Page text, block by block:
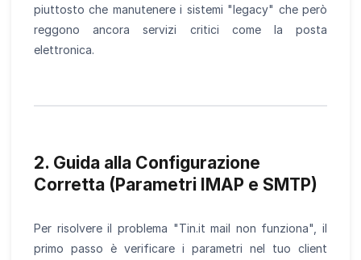
piuttosto che manutenere i sistemi "legacy" che però
reggono ancora servizi critici come la posta
elettronica.
2. Guida alla Configurazione
Corretta (Parametri IMAP e SMTP)
Per risolvere il problema "Tin.it mail non funziona", il
primo passo è verificare i parametri nel tuo client